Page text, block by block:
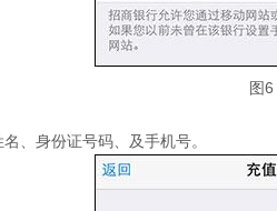
图6
身份证号码、及手机号。